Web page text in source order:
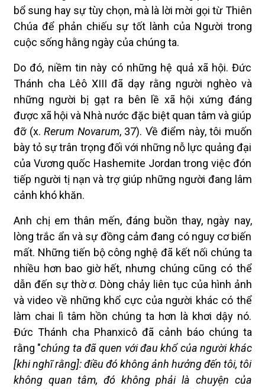
bổ sung hay sự tùy chọn, mà là lời mời gọi từ Thiên
Chúa để phản chiếu sự tốt lành của Người trong
cuộc sống hằng ngày của chúng ta.
Do đó, niềm tin này có những hệ quả xã hội. Đức
Thánh cha Lêô XIII đã dạy rằng người nghèo và
những người bị gạt ra bên lề xã hội xứng đáng
được xã hội và Nhà nước đặc biệt quan tâm và giúp
đỡ (x. Rerum Novarum, 37). Về điểm này, tôi muốn
bày tỏ sự trân trọng đối với những nỗ lực quảng đại
của Vương quốc Hashemite Jordan trong việc đón
tiếp người tị nạn và trợ giúp những người đang lâm
cảnh khó khăn.
Anh chị em thân mến, đáng buồn thay, ngày nay,
lòng trắc ẩn và sự đồng cảm đang có nguy cơ biến
mất. Những tiến bộ công nghệ đã kết nối chúng ta
nhiều hơn bao giờ hết, nhưng chúng cũng có thể
dẫn đến sự thờ ơ. Dòng chảy liên tục của hình ảnh
và video về những khổ cực của người khác có thể
làm chai lì tâm hồn chúng ta hơn là khơi dậy nó.
Đức Thánh cha Phanxicô đã cảnh báo chúng ta
rằng "chúng ta đã quen với đau khổ của người khác
[khi nghĩ rằng]: điều đó không ảnh hưởng đến tôi, tôi
không quan tâm, đó không phải là chuyện của